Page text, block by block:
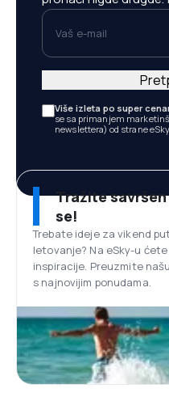
Vaš e-mail
Više izleta po super
se sa primanjem
newslettera) od strane
Tražite
se!
Trebate ideje za vikend
letovanje? Na eSky-u
inspiracije. Preuzmite
s najnovijim ponudama.